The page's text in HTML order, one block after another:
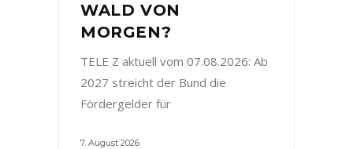
WALD VON
MORGEN?
TELE Z aktuell vom 07.08.2026: Ab
2027 streicht der Bund die
Fördergelder für
7. August 2026